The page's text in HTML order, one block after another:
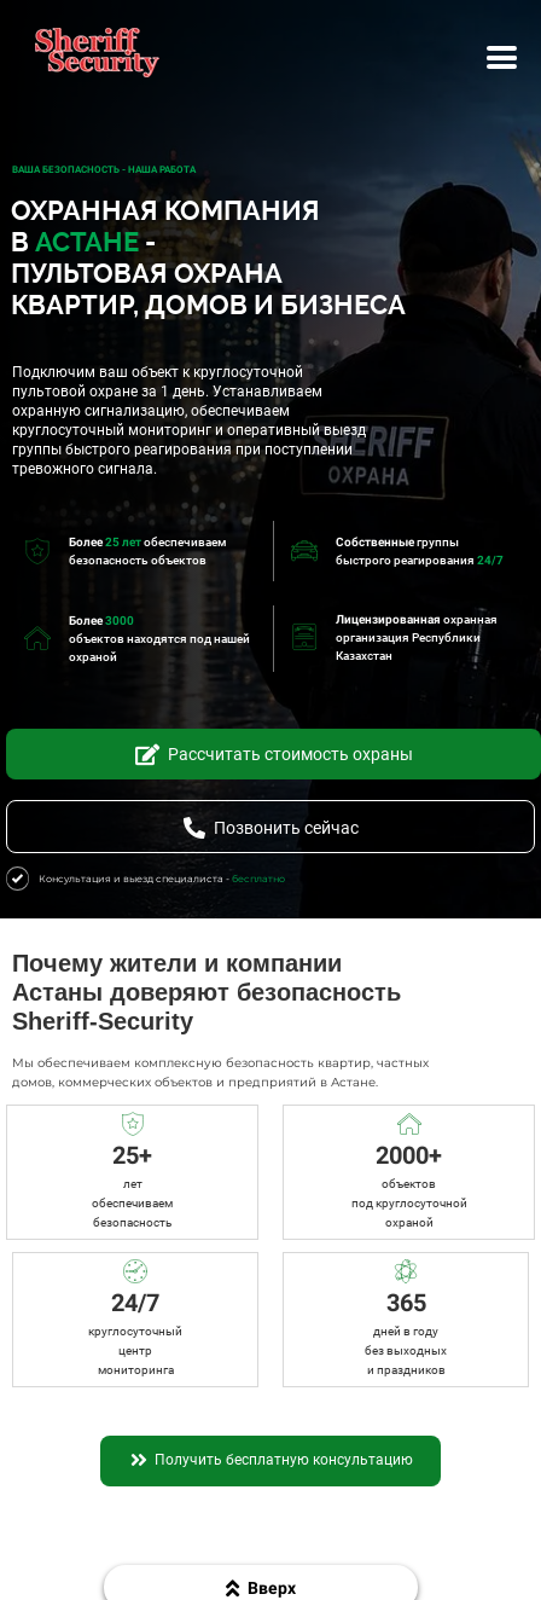
ВАША БЕЗОПАСНОСТЬ - НАША РАБОТА
ОХРАННАЯ КОМПАНИЯ
В АСТАНЕ-
ПУЛЬТОВАЯ ОХРАНА
КВАРТИР, ДОМОВ И БИЗНЕСА
Подключим ваш объект к круглосуточной
пультовой охране за 1 день. Устанавливаем
охранную сигнализацию, обеспечиваем
круглосуточный мониторинг и оперативный выезд
группы быстрого реагированияпри поступлении
тревожного сигнала.
Более25 летобеспечиваем
безопасность объектов
Собственныегруппы
быстрого реагирования 24/7
Более3000
объектов находятся под нашей
охраной
Лицензированная охранная
организация Республики
Казахстан
Рассчитать стоимость охраны
Позвонить сейчас
Консультация и выезд специалиста - бесплатно
Почему жители и компании
Астаны доверяют безопасность
Sheriff-Security
Мы обеспечиваем комплексную безопасность квартир, частных
домов, коммерческих объектов и предприятий в Астане.
25+
лет
обеспечиваем
безопасность
2000+
объектов
под круглосуточной
охраной
24/7
круглосуточный
центр
мониторинга
365
дней в году
без выходных
и праздников
Получить бесплатную консультацию
Вверх